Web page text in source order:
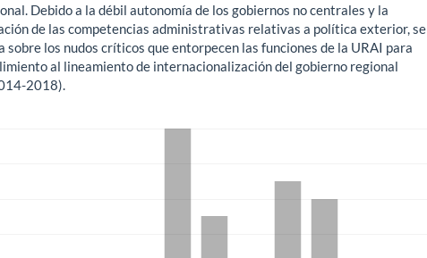
Debido a la débil autonomía de los gobiernos no centrales y la
de las competencias administrativas relativas a política exterior, se
sobre los nudos críticos que entorpecen las funciones de la URAI para
al lineamiento de internacionalización del gobierno regional
2018).